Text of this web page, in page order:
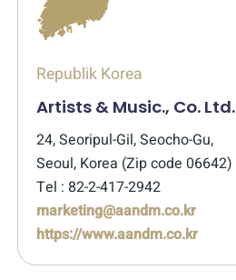
Republik Korea
Artists & Music., Co. Ltd.
24, Seoripul-Gil, Seocho-Gu,
Seoul, Korea (Zip code 06642)
Tel : 82-2-417-2942
marketing@aandm.co.kr
https://www.aandm.co.kr